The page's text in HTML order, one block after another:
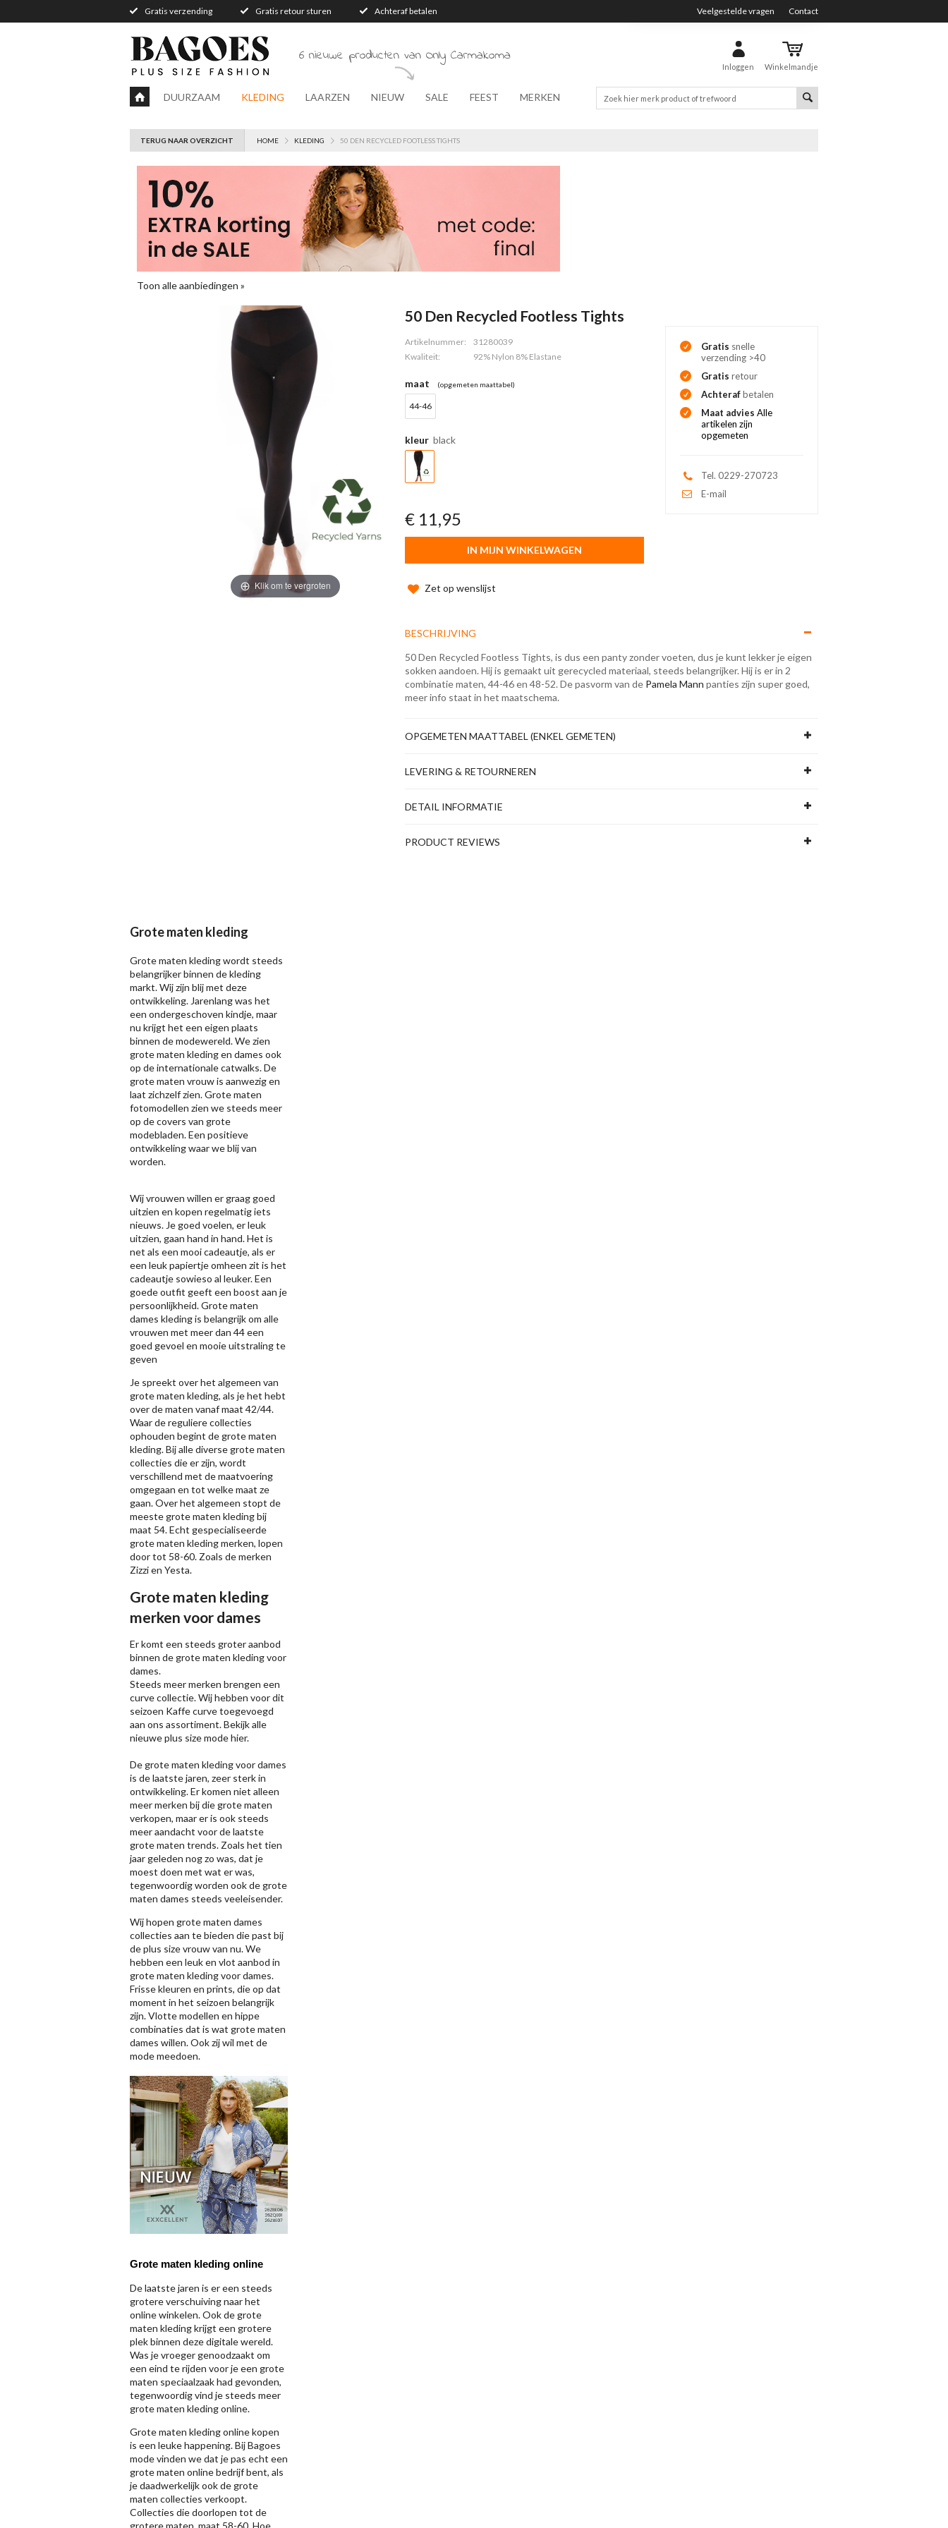
Gratis verzending Gratis retour sturen Achteraf betalen Veelgestelde vragen Contact
Inloggen Winkelmandje
6 nieuwe producten van Only Carmakoma
DUURZAAM KLEDING LAARZEN NIEUW SALE FEEST MERKEN
TERUG NAAR OVERZICHT HOME KLEDING 50 DEN RECYCLED FOOTLESS TIGHTS
Toon alle aanbiedingen »
Klik om te vergroten
50 Den Recycled Footless Tights
Artikelnummer:
31280039
Kwaliteit:
92% Nylon 8% Elastane
maat (opgemeten maattabel)
44-46
kleur black
€ 11,95
IN MIJN WINKELWAGEN
Zet op wenslijst
Gratis snelle
verzending >40
Gratis retour
Achterafbetalen
Maat adviesAlle
artikelen zijn
opgemeten
Tel. 0229-270723
E-mail
BESCHRIJVING
50 Den Recycled Footless Tights, is dus een panty zonder voeten, dus je kunt lekker je eigen
sokken aandoen. Hij is gemaakt uit gerecycled materiaal, steeds belangrijker. Hij is er in 2
combinatie maten, 44-46 en 48-52. De pasvorm van de Pamela Mann panties zijn super goed,
meer info staat in het maatschema.
OPGEMETEN MAATTABEL (ENKEL GEMETEN)
LEVERING & RETOURNEREN
DETAIL INFORMATIE
PRODUCT REVIEWS
Grote maten kleding
Grote maten kleding wordt steeds
belangrijker binnen de kleding
markt. Wij zijn blij met deze
ontwikkeling. Jarenlang was het
een ondergeschoven kindje, maar
nu krijgt het een eigen plaats
binnen de modewereld. We zien
grote maten kleding en dames ook
op de internationale catwalks. De
grote maten vrouw is aanwezig en
laat zichzelf zien. Grote maten
fotomodellen zien we steeds meer
op de covers van grote
modebladen. Een positieve
ontwikkeling waar we blij van
worden.
Wij vrouwen willen er graag goed
uitzien en kopen regelmatig iets
nieuws. Je goed voelen, er leuk
uitzien, gaan hand in hand. Het is
net als een mooi cadeautje, als er
een leuk papiertje omheen zit is het
cadeautje sowieso al leuker. Een
goede outfit geeft een boost aan je
persoonlijkheid. Grote maten
dames kleding is belangrijk om alle
vrouwen met meer dan 44 een
goed gevoel en mooie uitstraling te
geven
Je spreekt over het algemeen van
grote maten kleding, als je het hebt
over de maten vanaf maat 42/44.
Waar de reguliere collecties
ophouden begint de grote maten
kleding. Bij alle diverse grote maten
collecties die er zijn, wordt
verschillend met de maatvoering
omgegaan en tot welke maat ze
gaan. Over het algemeen stopt de
meeste grote maten kleding bij
maat 54. Echt gespecialiseerde
grote maten kleding merken, lopen
door tot 58-60. Zoals de merken
Zizzien Yesta.
Grote maten kleding
merken voor dames
Er komt een steeds groter aanbod
binnen de grote maten kleding voor
dames.
Steeds meer merken brengen een
curve collectie. Wij hebben voor dit
seizoen Kaffecurve toegevoegd
aan ons assortiment. Bekijk alle
nieuweplus size modehier.
De grote maten kleding voor dames
is de laatste jaren, zeer sterk in
ontwikkeling. Er komen niet alleen
meer merken bij die grote maten
verkopen, maar er is ook steeds
meer aandacht voor de laatste
grote maten trends. Zoals het tien
jaar geleden nog zo was, dat je
moest doen met wat er was,
tegenwoordig worden ook de grote
maten dames steeds veeleisender.
Wij hopen grote maten dames
collecties aan te bieden die past bij
de plus size vrouw van nu. We
hebben een leuk en vlot aanbod in
grote maten kleding voor dames.
Frisse kleuren en prints, die op dat
moment in het seizoen belangrijk
zijn. Vlotte modellen en hippe
combinaties dat is wat grote maten
dames willen. Ook zij wil met de
mode meedoen.
Grote maten kleding online
De laatste jaren is er een steeds
grotere verschuiving naar het
online winkelen. Ook de grote
maten kleding krijgt een grotere
plek binnen deze digitale wereld.
Was je vroeger genoodzaakt om
een eind te rijden voor je een grote
maten speciaalzaak had gevonden,
tegenwoordig vind je steeds meer
grote maten kleding online.
Grote maten kleding online kopen
is een leuke happening. Bij Bagoes
mode vinden we dat je pas echt een
grote maten online bedrijf bent, als
je daadwerkelijk ook de grote
maten collecties verkoopt.
Collecties die doorlopen tot de